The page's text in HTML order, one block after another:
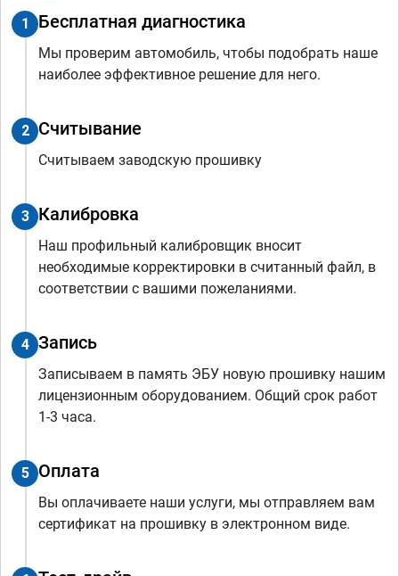
1 Бесплатная диагностика
Мы проверим автомобиль, чтобы подобрать наше
наиболее эффективное решение для него.
2 Считывание
Считываем заводскую прошивку
3 Калибровка
Наш профильный калибровщик вносит
необходимые корректировки в считанный файл, в
соответствии с вашими пожеланиями.
4 Запись
Записываем в память ЭБУ новую прошивку нашим
лицензионным оборудованием. Общий срок работ
1-3 часа.
5 Оплата
Вы оплачиваете наши услуги, мы отправляем вам
сертификат на прошивку в электронном виде.